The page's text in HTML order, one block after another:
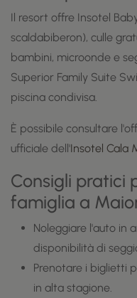
Il resort offre Insotel
scaldabiberon), culle
bambini, microonde e
Superior Family Suite
piscina condivisa.
È possibile consultare
ufficiale dell'Insotel Cala
Consigli pratici
famiglia a
Noleggiare l'auto in
disponibilità di
Prenotare i biglietti
in alta stagione.